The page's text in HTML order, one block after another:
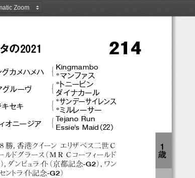
214
１
歳
の2021
#
&
Kingmambo
グカメハメハ
*マンファス
#
&
*トニービン
グルーヴ ダイナカール
#
&
*サンデーサイレンス
キセキ *ミルレーサー
#
&
Te j a n o  R u n
オニージア Essie's  Maid（22）
勝，香港クイーン エリザベス二世Ｃ
ルドグラース（ＭＲＣコーフィールド
），ダンビュライト（京都記念-G2 ），ワン
ントライト記念-G2 ）